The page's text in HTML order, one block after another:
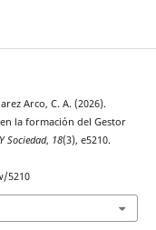
Arco, C. A. (2026).
la formación del Gestor
Sociedad, 18(3), e5210.
5210